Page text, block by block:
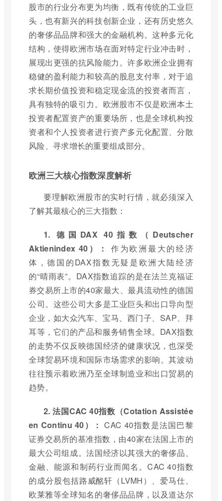
股市的行业分布更为均衡，既有传统的工业巨
头，也有新兴的科技创新企业，还有历史悠久
的奢侈品品牌和强大的金融机构。这种多元化
结构，使得欧洲市场在面对特定行业冲击时，
展现出更强的抗风险能力。许多欧洲企业拥有
稳健的盈利能力和较高的股息支付率，对于追
求长期价值投资和稳定现金流的投资者而言，
具有独特的吸引力。欧洲股市不仅是欧洲本土
投资者配置资产的重要场所，也是全球机构投
资者和个人投资者进行资产多元化配置、分散
风险、寻求增长的重要组成部分。
欧洲三大核心指数深度解析
要理解欧洲股市的实时行情，就必须深入
了解其最核心的三大指数：
1. 德国DAX 40指数（Deutscher
Aktienindex 40）：
作为欧洲最大的经济
体，德国的DAX指数无疑是欧洲大陆经济
的“晴雨表”。DAX指数追踪的是在法兰克福证
券交易所上市的40家最大、最具流动性的德国
公司。这些公司大多是工业巨头和出口导向型
企业，如大众汽车、宝马、西门子、SAP、拜
耳等，它们的产品和服务销售全球。DAX指数
的走势不仅反映德国经济的健康状况，也深受
全球贸易环境和国际市场需求的影响。其波动
往往预示着欧洲乃至全球制造业和出口贸易的
趋势。
2. 法国CAC 40指数（Cotation Assistée
en Continu 40）： CAC 40指数是法国巴黎
证券交易所的基准指数，由40家在法国上市的
最大公司组成。法国经济以其强大的奢侈品、
金融、能源和制药行业而闻名。CAC 40指数
的成分股包括路威酩轩（LVMH）、爱马仕、
欧莱雅等全球知名的奢侈品品牌，以及道达尔